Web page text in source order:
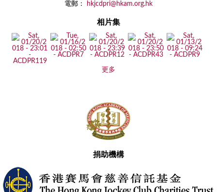
電郵：
hkjcdpri@hkam.org.hk
相片集
更多
捐助機構